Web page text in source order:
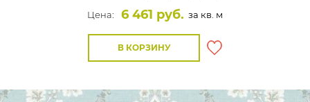
Цена:
6 461 руб. за кв. м
В КОРЗИНУ